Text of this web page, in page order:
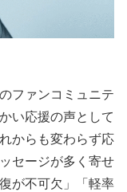
ファンコミュニテ
い応援の声として
からも変わらず応
セージが多く寄せ
が不可欠」「軽率